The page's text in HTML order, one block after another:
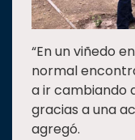
“En un viñedo
normal
a ir cambiando
gracias a una
agregó.